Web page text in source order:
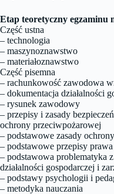
Etap teoretyczny egzaminu
Część ustna
– technologia
– maszynoznawstwo
– materiałoznawstwo
Część pisemna
– rachunkowość zawodowa
– dokumentacja działalności
– rysunek zawodowy
– przepisy i zasady
ochrony przeciwpożarowej
– podstawowe zasady
– podstawowe przepisy
– podstawowa problematyka
działalności gospodarczej i
– podstawy psychologii i
– metodyka nauczania